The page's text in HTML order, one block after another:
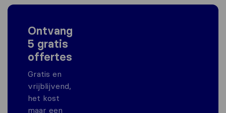
Ontvang
5 gratis
offertes
Gratis en
vrijblijvend,
het kost
maar een